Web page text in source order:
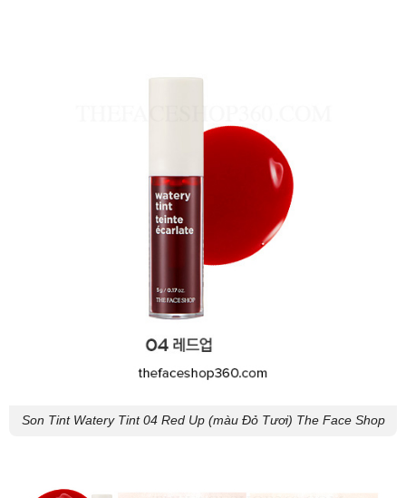
Son Tint Watery Tint 04 Red Up (màu Đỏ Tươi) The Face Shop